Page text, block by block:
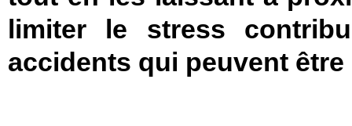
limiter le stress
accidents qui peuvent